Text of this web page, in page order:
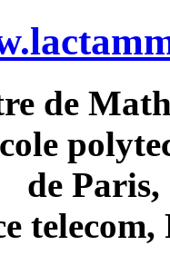
de
de
telecom,